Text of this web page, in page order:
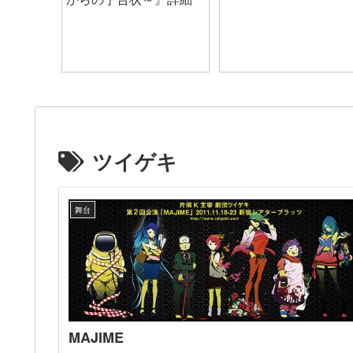
ツイゲキ
舞台
MAJIME